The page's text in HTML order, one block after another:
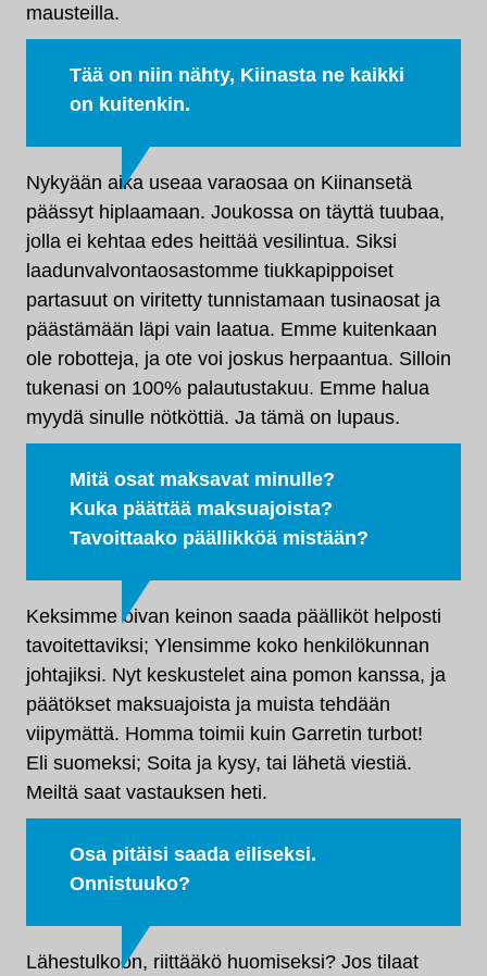
mausteilla.
Tää on niin nähty, Kiinasta ne kaikki
on kuitenkin.
Nykyään aika useaa varaosaa on Kiinansetä
päässyt hiplaamaan. Joukossa on täyttä tuubaa,
jolla ei kehtaa edes heittää vesilintua. Siksi
laadunvalvontaosastomme tiukkapippoiset
partasuut on viritetty tunnistamaan tusinaosat ja
päästämään läpi vain laatua. Emme kuitenkaan
ole robotteja, ja ote voi joskus herpaantua. Silloin
tukenasi on 100% palautustakuu. Emme halua
myydä sinulle nötköttiä. Ja tämä on lupaus.
Mitä osat maksavat minulle?
Kuka päättää maksuajoista?
Tavoittaako päällikköä mistään?
Keksimme oivan keinon saada päälliköt helposti
tavoitettaviksi; Ylensimme koko henkilökunnan
johtajiksi. Nyt keskustelet aina pomon kanssa, ja
päätökset maksuajoista ja muista tehdään
viipymättä. Homma toimii kuin Garretin turbot!
Eli suomeksi; Soita ja kysy, tai lähetä viestiä.
Meiltä saat vastauksen heti.
Osa pitäisi saada eiliseksi.
Onnistuuko?
Lähestulkoon, riittääkö huomiseksi? Jos tilaat